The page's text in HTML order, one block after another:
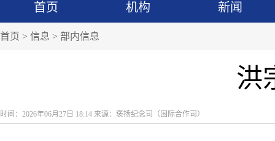
首页 机构 新闻
首页 > 信息 > 部内信息
洪
时间：2026年06月27日 18:14 来源：褒扬纪念司（国际合作司）